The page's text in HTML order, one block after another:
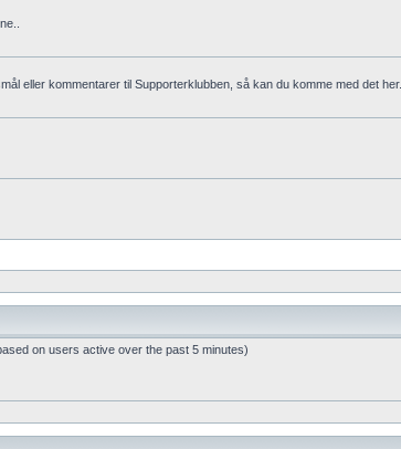
eller kommentarer til Supporterklubben, så kan du komme med det her.
on users active over the past 5 minutes)